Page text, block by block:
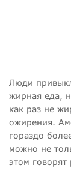
Люди
жирная еда,
как раз не
ожирения.
гораздо
можно не
этом говорят